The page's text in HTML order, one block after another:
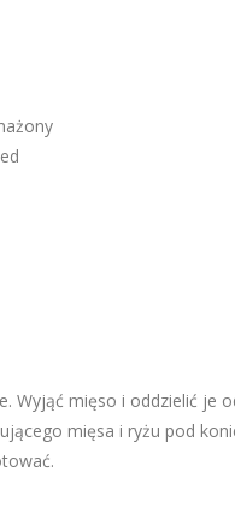
Wyjąć mięso i oddzielić je
mięsa i ryżu pod